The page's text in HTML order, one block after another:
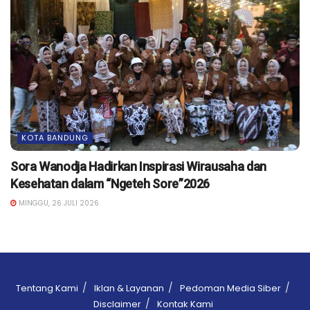
KOTA BANDUNG
Sora Wanodja Hadirkan Inspirasi Wirausaha dan
Kesehatan dalam “Ngeteh Sore”2026
MINGGU, 26 JULI 2026
Tentang Kami Iklan & Layanan
Pedoman Media Siber
Disclaimer
Kontak Kami